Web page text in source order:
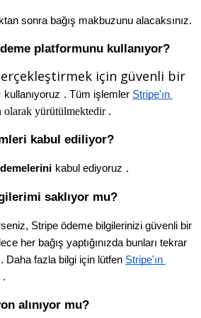
ktan sonra bağış makbuzunu alacaksınız.
deme platformunu kullanıyor?
çekleştirmek için güvenli bir
kullanıyoruz . Tüm iş lemler Stripe'ın
olarak yürütülmektedir .
kabul ediliyor?
demelerini kabul ediyoruz .
saklıyor mu?
, Stripe ödeme bilgilerinizi güvenli bir
her bağış yaptığınızda bunları tekrar
. Daha fazla bilgi için ütfen Stripe'ın
.
alınıyor mu?